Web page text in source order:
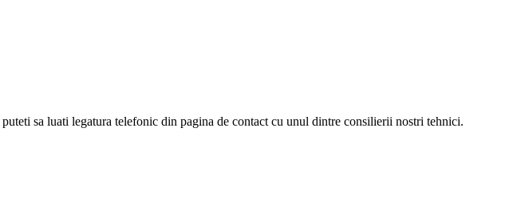
puteti sa luati legatura telefonic din pagina de contact cu unul dintre consilierii nostri tehnici.